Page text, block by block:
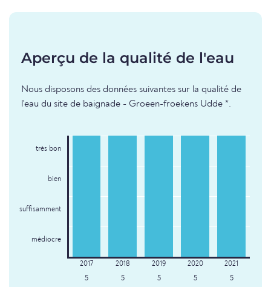
Aperçu de la qualité de l'eau
Nous disposons des données suivantes sur la qualité de
l'eau du site de baignade - Groeen-froekens Udde *.
très bon
bien
suffisamment
médiocre
5 5 5 5 5